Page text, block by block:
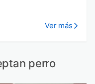
Ver más
perro